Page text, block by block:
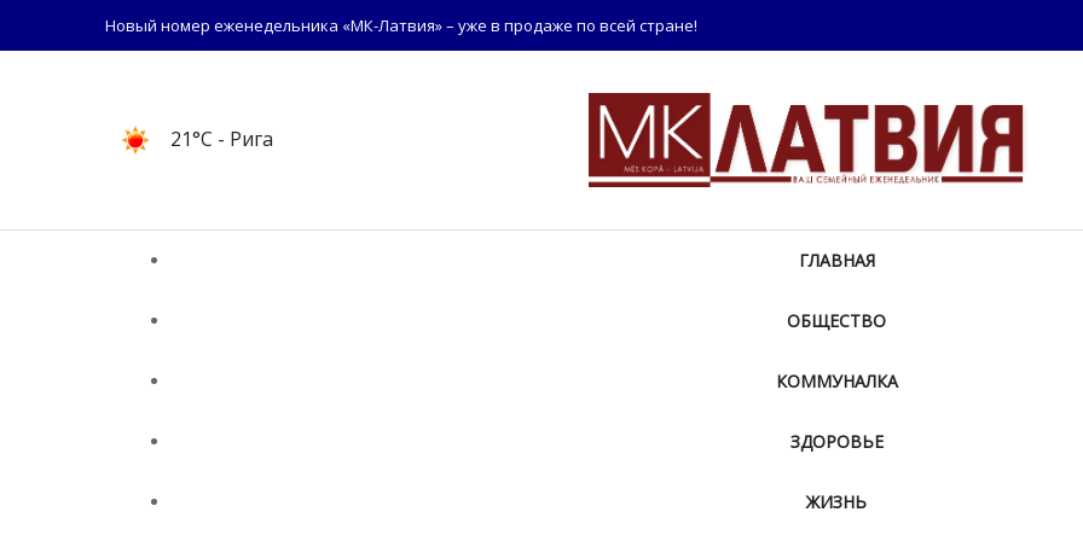
Новый номер еженедельника «МК-Латвия» – уже в продаже по всей стране!
21°C - Рига
ГЛАВНАЯ
ОБЩЕСТВО
КОММУНАЛКА
ЗДОРОВЬЕ
ЖИЗНЬ